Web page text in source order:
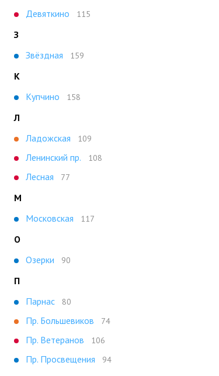
Девяткино
115
З
Звёздная
159
К
Купчино
158
Л
Ладожская
109
Ленинский пр. 108
Лесная 77
М
Московская
117
О
Озерки
90
П
Парнас
80
Пр. Большевиков 74
Пр. Ветеранов 106
Пр. Просвещения 94